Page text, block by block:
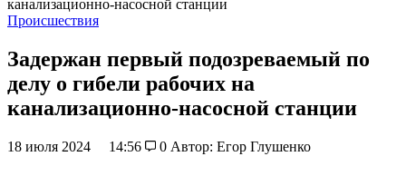
канализационно-насосной станции
Происшествия
Задержан первый подозреваемый по
делу о гибели рабочих на
канализационно-насосной станции
18 июля 2024 14:56 0 Автор: Егор Глушенко